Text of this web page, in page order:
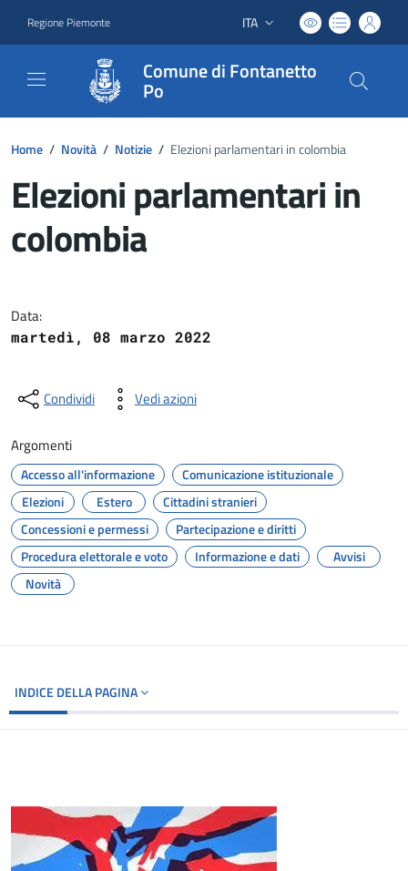
Regione Piemonte Lingua attiva:
ITA
Comune di Fontanetto
Po
Home / Novità / Notizie / Elezioni parlamentari in colombia
Elezioni parlamentari in
colombia
Data:
martedì, 08 marzo 2022
Condividi Vedi azioni
Argomenti
Accesso all'informazione
Comunicazione istituzionale
Elezioni
Estero
Cittadini stranieri
Concessioni e permessi
Partecipazione e diritti
Procedura elettorale e voto
Informazione e dati
Avvisi
Novità
INDICE DELLA PAGINA